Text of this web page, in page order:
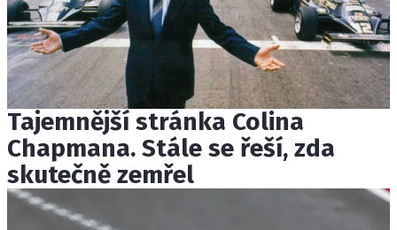
Tajemnější stránka Colina
Chapmana. Stále se řeší, zda
skutečně zemřel